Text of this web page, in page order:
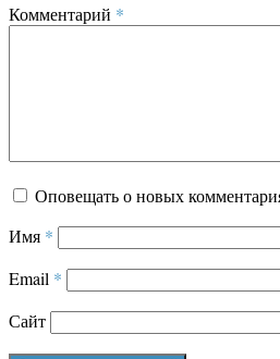
Комментарий *
Оповещать о новых
Имя *
Email *
Сайт